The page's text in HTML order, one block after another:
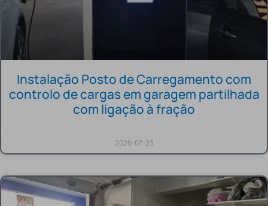
Instalação Posto de Carregamento com
controlo de cargas em garagem partilhada
com ligação à fração
2026-07-23